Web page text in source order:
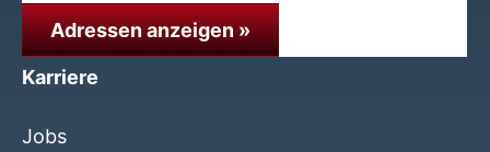
Adressen anzeigen »
Karriere
Jobs